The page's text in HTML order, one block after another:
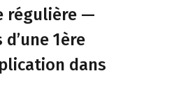
régulière —
1ère
dans